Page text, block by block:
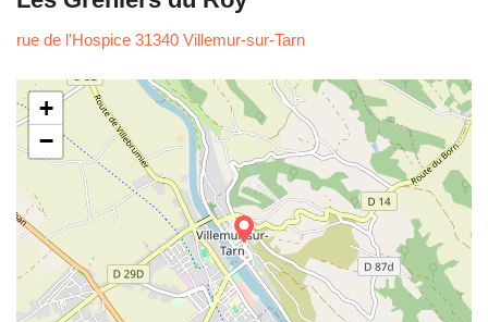
rue de l'Hospice 31340 Villemur-sur-Tarn
+
−